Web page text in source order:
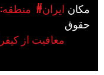
#ایران
#معافیت از